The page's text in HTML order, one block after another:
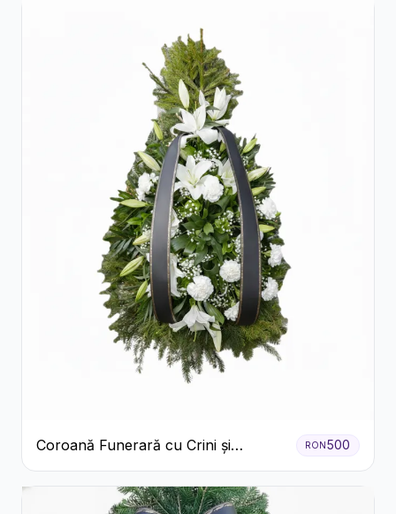
Coroană Funerară cu Crini și
Garoafe Albe
RON500